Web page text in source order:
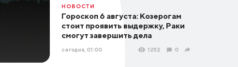
НОВОСТИ
Гороскоп 6 августа: Козерогам
стоит проявить выдержку, Раки
смогут завершить дела
сегодня, 01:00 1252 0